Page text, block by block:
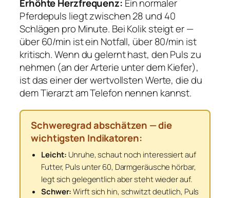
Erhöhte Herzfrequenz: Ein normaler
Pferdepuls liegt zwischen 28 und 40
Schlägen pro Minute. Bei Kolik steigt er —
über 60/min ist ein Notfall, über 80/min ist
kritisch. Wenn du gelernt hast, den Puls zu
nehmen (an der Arterie unter dem Kiefer),
ist das einer der wertvollsten Werte, die du
dem Tierarzt am Telefon nennen kannst.
Schweregrad abschätzen — die
wichtigsten Indikatoren:
Leicht: Unruhe, schaut noch interessiert auf
Futter, Puls unter 60, Darmgeräusche hörbar,
legt sich gelegentlich aber steht wieder auf.
Schwer:Wirft sich hin, schwitzt deutlich, Puls